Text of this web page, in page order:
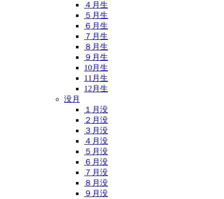
４月生
５月生
６月生
７月生
８月生
９月生
10月生
11月生
12月生
没月
１月没
２月没
３月没
４月没
５月没
６月没
７月没
８月没
９月没